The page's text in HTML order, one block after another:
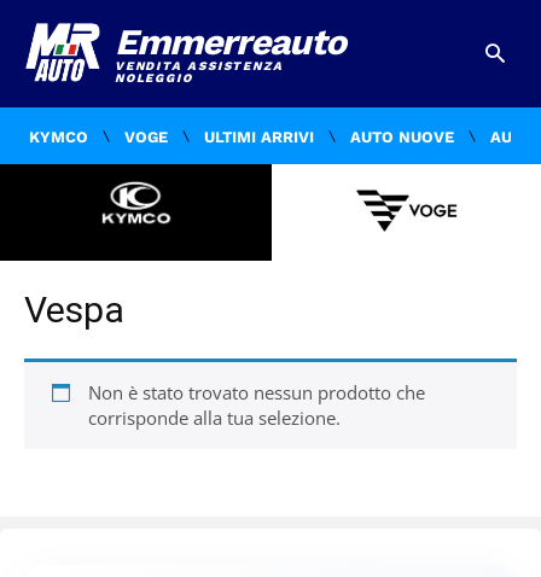
Emmerreauto
VENDITA ASSISTENZA
NOLEGGIO
KYMCO VOGE ULTIMI ARRIVI AUTO NUOVE AUTO
Vespa
Non è stato trovato nessun prodotto che
corrisponde alla tua selezione.